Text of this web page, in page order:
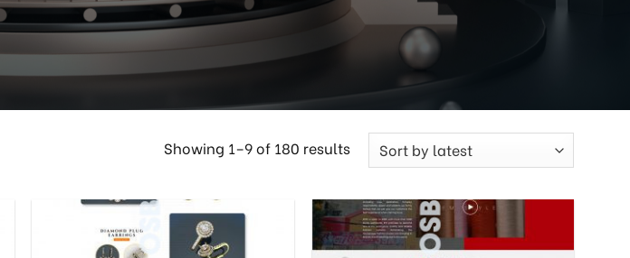
Showing 1–9 of 180 results